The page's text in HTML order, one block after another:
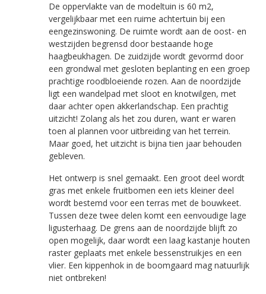
De oppervlakte van de modeltuin is 60 m2,
vergelijkbaar met een ruime achtertuin bij een
eengezinswoning. De ruimte wordt aan de oost- en
westzijden begrensd door bestaande hoge
haagbeukhagen. De zuidzijde wordt gevormd door
een grondwal met gesloten beplanting en een groep
prachtige roodbloeiende rozen. Aan de noordzijde
ligt een wandelpad met sloot en knotwilgen, met
daar achter open akkerlandschap. Een prachtig
uitzicht! Zolang als het zou duren, want er waren
toen al plannen voor uitbreiding van het terrein.
Maar goed, het uitzicht is bijna tien jaar behouden
gebleven.
Het ontwerp is snel gemaakt. Een groot deel wordt
gras met enkele fruitbomen een iets kleiner deel
wordt bestemd voor een terras met de bouwkeet.
Tussen deze twee delen komt een eenvoudige lage
ligusterhaag. De grens aan de noordzijde blijft zo
open mogelijk, daar wordt een laag kastanje houten
raster geplaats met enkele bessenstruikjes en een
vlier. Een kippenhok in de boomgaard mag natuurlijk
niet ontbreken!